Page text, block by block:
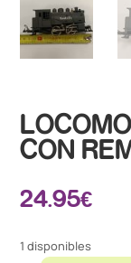
CON
24.95€
1 disponibles